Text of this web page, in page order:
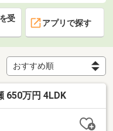
受
アプリで探す
650万円 4LDK